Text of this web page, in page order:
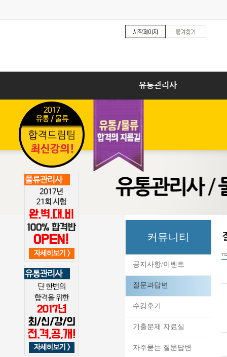
유통관리사
커뮤니티
공지사항/이벤트
질문과답변
수강후기
기출문제 자료실
자주묻는 질문답변